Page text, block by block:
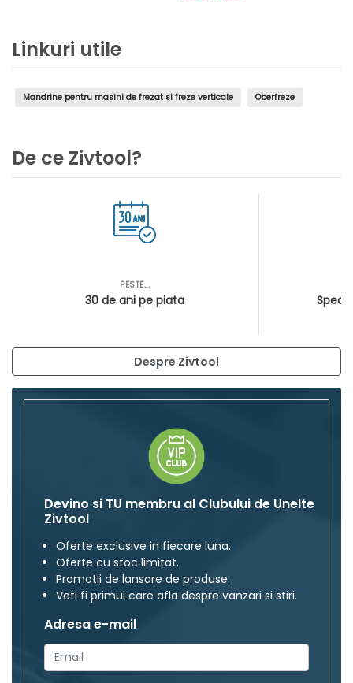
Linkuri utile
Mandrine pentru masini de frezat si freze verticale Oberfreze
De ce Zivtool?
PESTE...
30 de ani pe piata
Despre Zivtool
Devino si TU membru al Clubului de Unelte
Zivtool
Oferte exclusive in fiecare luna.
Oferte cu stoc limitat.
Promotii de lansare de produse.
Veti fi primul care afla despre vanzari si stiri.
Adresa e-mail